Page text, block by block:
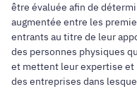
être évaluée afin de
augmentée entre les
entrants au titre de leur
des personnes physiques
et mettent leur expertise et
des entreprises dans